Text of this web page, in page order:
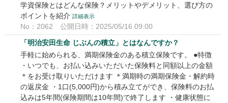
学資保険とはどんな保険？メリットやデメリット、選び方の
ポイントを紹介 詳細表示
No：2062
公開日時：2025/05/16 09:00
「明治安田生命 じぶんの積立」とはなんですか？
手軽に始められる、満期保険金のある積立保険です。 ●特徴
・いつでも、お払い込みいただいた保険料と同額以上の金額
＊をお受け取りいただけます ＊満期時の満期保険金・解約時
の返戻金 ・1口(5,000円)から積み立てができ、保険料のお払
込みは5年間(保険期間は10年間)で終了します ・健康状態に